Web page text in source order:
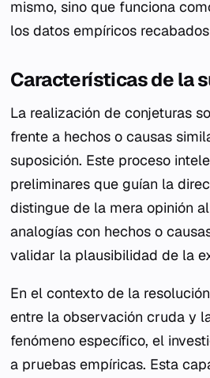
mismo, sino que funciona
los datos empíricos
Características de la
La realización de conjeturas
frente a hechos o causas
suposición. Este proceso
preliminares que guían la
distingue de la mera opinión
analogías con hechos o
validar la plausibilidad de la
En el contexto de la
entre la observación cruda y
fenómeno específico, el
a pruebas empíricas. Esta